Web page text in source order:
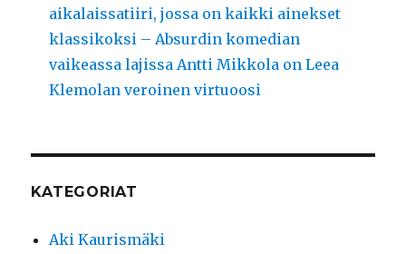
aikalaissatiiri, jossa on kaikki ainekset
klassikoksi – Absurdin komedian
vaikeassa lajissa Antti Mikkola on Leea
Klemolan veroinen virtuoosi
KATEGORIAT
Aki Kaurismäki